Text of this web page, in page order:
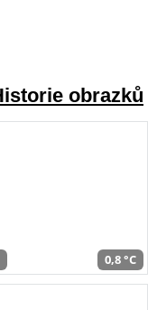
obrazků
0,8 °C